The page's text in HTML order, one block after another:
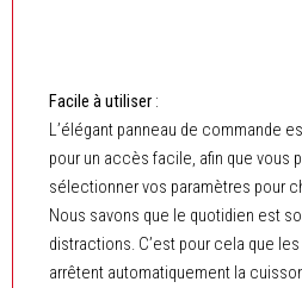
Facile à utiliser :
L’élégant panneau de commande
pour un accès facile, afin que vous
sélectionner vos paramètres pour
Nous savons que le quotidien est
distractions. C’est pour cela que
arrêtent automatiquement la